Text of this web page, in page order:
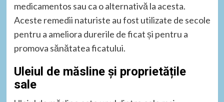
medicamentos sau ca o alternativă la acesta.
Aceste remedii naturiste au fost utilizate de secole
pentru a ameliora durerile de ficat și pentru a
promova sănătatea ficatului.
Uleiul de măsline și proprietățile
sale